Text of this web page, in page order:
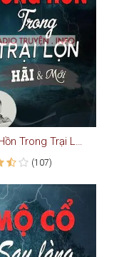
Vong Hồn Trong Trại Lợn
(107)